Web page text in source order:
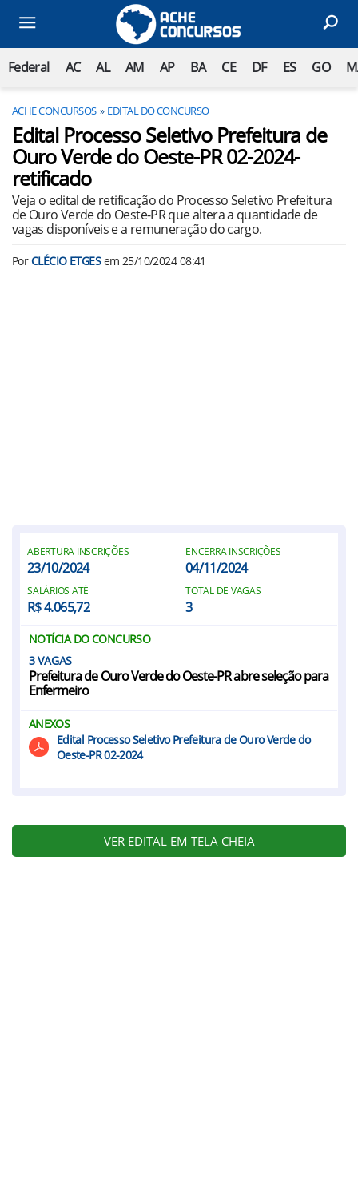
Federal AC AL AM AP BA CE DF ES GO
ACHE CONCURSOS EDITAL DO CONCURSO
Edital Processo Seletivo Prefeitura de
Ouro Verde do Oeste-PR 02-2024-
retificado
Veja o edital de retificação do Processo Seletivo Prefeitura
de Ouro Verde do Oeste-PR que altera a quantidade de
vagas disponíveis e a remuneração do cargo.
PorCLÉCIO ETGESem 25/10/2024 08:41
ABERTURA INSCRIÇÕES
23/10/2024
ENCERRA INSCRIÇÕES
04/11/2024
SALÁRIOS ATÉ
R$ 4.065,72
TOTAL DE VAGAS
3
NOTÍCIA DO CONCURSO
3
Prefeitura de Ouro Verde do Oeste-PR abre seleção para
Enfermeiro
ANEXOS
Edital Processo Seletivo Prefeitura de Ouro Verde do
Oeste-PR 02-2024
VER EDITAL EM TELA CHEIA